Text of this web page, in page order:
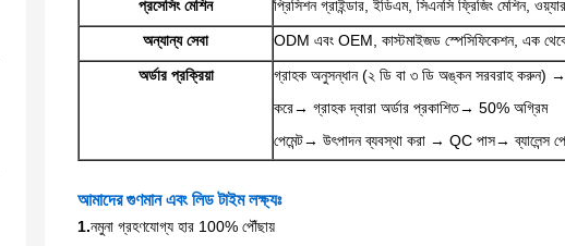
প্রসেসিং মেশিন
প্রিসিশন গ্রাইন্ডার, ইডিএম, সিএনসি ফ্রিজিং মেশিন,
অন্যান্য সেবা
ODM এবং OEM, কাস্টমাইজড স্পেসিফিকেশন, এক
অর্ডার প্রক্রিয়া
গ্রাহক অনুসন্ধান (২ ডি বা ৩ ডি অঙ্কন সরবরাহ করুন)
করে→ গ্রাহক দ্বারা অর্ডার প্রকাশিত→ 50% অগ্রিম
পেমেন্ট→ উৎপাদন ব্যবস্থা করা → QC পাস→ ব্যালেন্স
আমাদের গুণমান এবং লিড টাইম লক্ষ্যঃ
1.নমুনা গ্রহণযোগ্য হার 100% পৌঁছায়